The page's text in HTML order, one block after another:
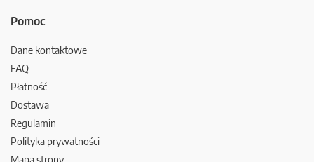
Pomoc
Dane kontaktowe
FAQ
Płatność
Dostawa
Regulamin
Polityka prywatności